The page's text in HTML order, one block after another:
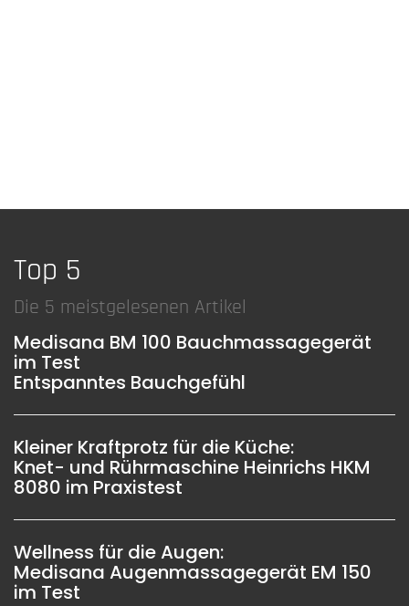
Top 5
Die 5 meistgelesenen Artikel
Medisana BM 100 Bauchmassagegerät
im Test
Entspanntes Bauchgefühl
Kleiner Kraftprotz für die Küche:
Knet- und Rührmaschine Heinrichs HKM
8080 im Praxistest
Wellness für die Augen:
Medisana Augenmassagegerät EM 150
im Test